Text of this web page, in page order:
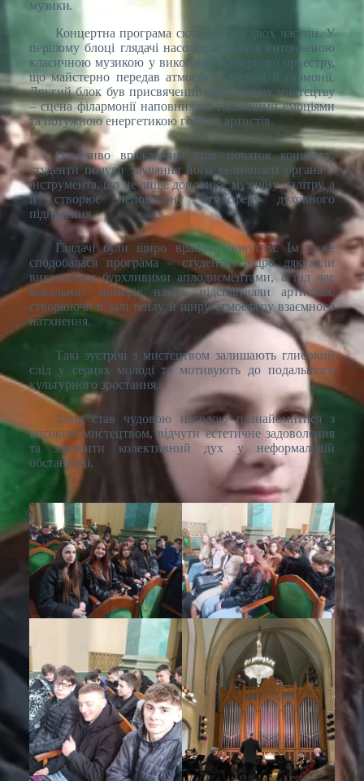
музики.
Концертна програма складалася з двох частин. У
першому блоці глядачі насолоджувалися витонченою
класичною музикою у виконанні камерного оркестру,
що майстерно передав атмосферу величі й гармонії.
Другий блок був присвячений вокальному мистецтву
– сцена філармонії наповнилася глибокими емоціями
та потужною енергетикою голосів артистів.
Особливо вражаючим став початок концерту:
студенти почули звучання його величності органа –
інструмента, що не лише доповнює музичну палітру, а
й створює неповторну атмосферу духовного
піднесення.
Глядачі були щиро вражені почутим. Їм дуже
сподобалася програма – студенти щедро дякували
виконавцям бурхливими аплодисментами, а під час
вокальних номерів навіть підспівували артистам,
створюючи в залі теплу й щиру атмосферу взаємного
натхнення.
Такі зустрічі з мистецтвом залишають глибокий
слід у серцях молоді та мотивують до подальшого
культурного зростання.
Захід став чудовою нагодою познайомитися з
високим мистецтвом, відчути естетичне задоволення
та зміцнити колективний дух у неформальній
обстановці.